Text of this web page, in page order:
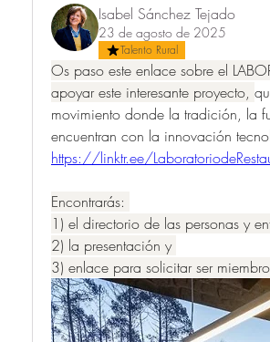
Isabel Sánchez Tejado
23 de agosto de 2025
Talento Rural
Os paso este enlace sobre el
apoyar este interesante proyecto,
movimiento donde la tradición, la
encuentran con la innovación
https://linktr.ee/
Encontrarás:
1) el directorio de las personas y
2) la presentación y
3) enlace para solicitar ser